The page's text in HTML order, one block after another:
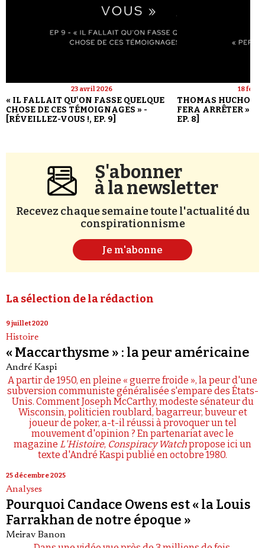
23 avril 2026
« IL FALLAIT QU'ON FASSE QUELQUE
CHOSE DE CES TÉMOIGNAGES » -
[RÉVEILLEZ-VOUS !, EP. 9]
18
THOMAS HUCHON :
FERA ARRÊTER » -
EP. 8]
S'abonner
à la newsletter
Recevez chaque semaine toute l'actualité du
conspirationnisme
Je m'abonne
La sélection de la rédaction
9 juillet 2020
Histoire
« Maccarthysme » : la peur américaine
André Kaspi
A partir de 1950, en pleine « guerre froide », la peur d'une
subversion communiste généralisée s'empare des États-
Unis. Comment Joseph McCarthy, modeste sénateur du
Wisconsin, politicien roublard, bagarreur, buveur et
joueur de poker, a-t-il réussi à provoquer un tel
mouvement d'opinion ? En partenariat avec le
magazine L'Histoire, Conspiracy Watchpropose ici un
texte d'André Kaspi publié en octobre 1980.
25 décembre 2025
Analyses
Pourquoi Candace Owens est « la Louis
Farrakhan de notre époque »
Meirav Banon